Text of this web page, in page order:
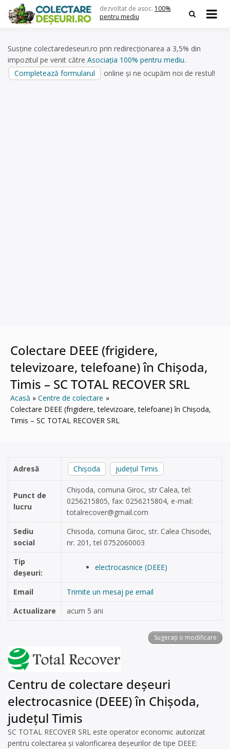
content
dezvoltat de asoc. 100%
pentru mediu
Susține colectaredeseuri.ro prin redirecționarea a 3,5% din
impozitul pe venit către Asociația 100% pentru mediu.
Completează formularul
online și ne ocupăm noi de restul!
Colectare DEEE (frigidere,
televizoare, telefoane) în Chișoda,
Timis – SC TOTAL RECOVER SRL
Acasă
Centre de colectare
Colectare DEEE (frigidere, televizoare, telefoane) în Chișoda,
Timis – SC TOTAL RECOVER SRL
Adresă Chișoda județul Timis
Punct de
lucru
Chişoda, comuna Giroc, str Calea, tel:
0256215805, fax: 0256215804, e-mail:
totalrecover@gmail.com
Sediu
social
Chisoda, comuna Giroc, str. Calea Chisodei,
nr. 201, tel 0752060003
Tip
deșeuri:
electrocasnice (DEEE)
Email
Trimite un mesaj pe email
Actualizare
acum 5 ani
Sugerați o modificare
Centru de colectare deșeuri
electrocasnice (DEEE) în Chișoda,
județul Timis
SC TOTAL RECOVER SRL este operator economic autorizat
pentru colectarea și valorificarea deșeurilor de tipe DEEE: